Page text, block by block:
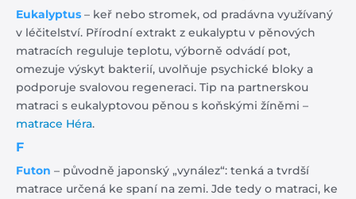
Eukalyptus – keř nebo stromek, od pradávna využívaný
v léčitelství. Přírodní extrakt z eukalyptu v pěnových
matracích reguluje teplotu, výborně odvádí pot,
omezuje výskyt bakterií, uvolňuje psychické bloky a
podporuje svalovou regeneraci. Tip na partnerskou
matraci s eukalyptovou pěnou s koňskými žíněmi –
matrace Héra.
F
Futon – původně japonský „vynález“: tenká a tvrdší
matrace určená ke spaní na zemi. Jde tedy o matraci, ke